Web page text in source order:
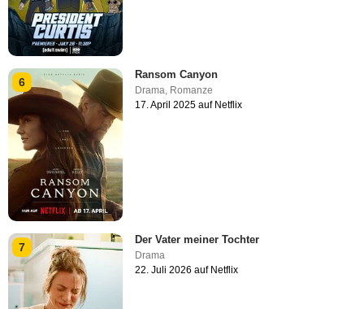
6
Ransom Canyon
Drama, Romanze
17. April 2025 auf Netflix
7
Der Vater meiner Tochter
Drama
22. Juli 2026 auf Netflix